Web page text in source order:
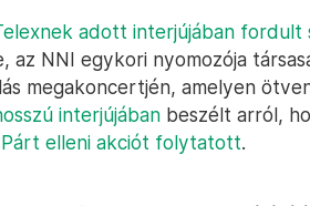
adott interjújában fordult
az NNI egykori nyomozója
megakoncertjén, amelyen
interjújában beszélt arról,
Párt elleni akciót folytatott.